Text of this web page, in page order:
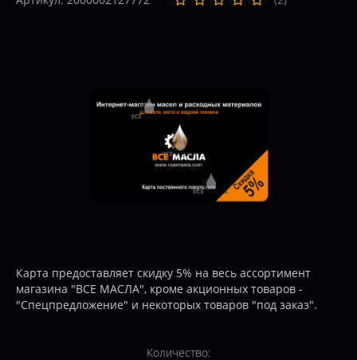
Карта предоставляет скидку 5% на весь ассортимент
магазина "ВСЕ МАСЛА", кроме акционных товаров -
"Спецпредложение" и некоторых товаров "под заказ".
Количество: